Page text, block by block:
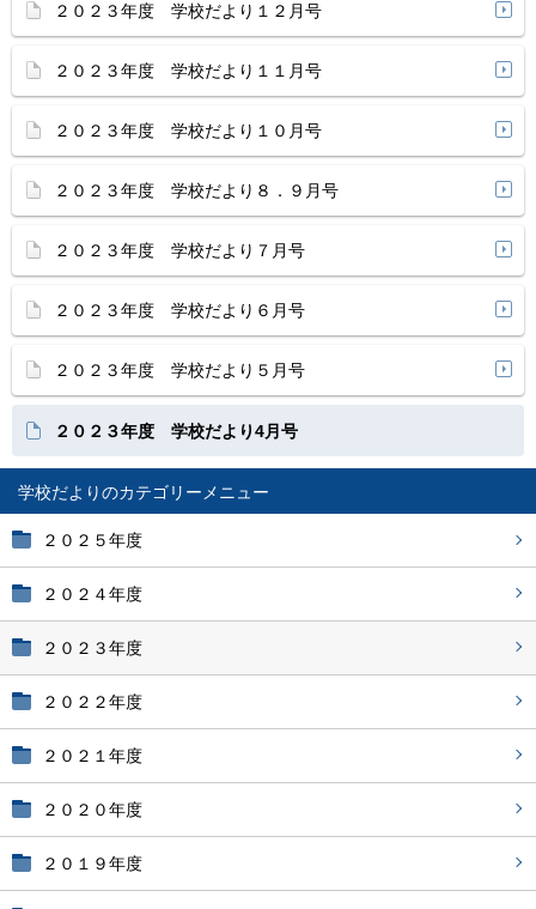
学校だより
２０２５年度
２０２４年度
２０２３年度
２０２２年度
２０２１年度
２０２０年度
２０１９年度
２０２３年度 学校だより１２月号
２０２３年度 学校だより１１月号
２０２３年度 学校だより１０月号
２０２３年度 学校だより８．９月号
２０２３年度 学校だより７月号
２０２３年度 学校だより６月号
２０２３年度 学校だより５月号
２０２３年度 学校だより4月号